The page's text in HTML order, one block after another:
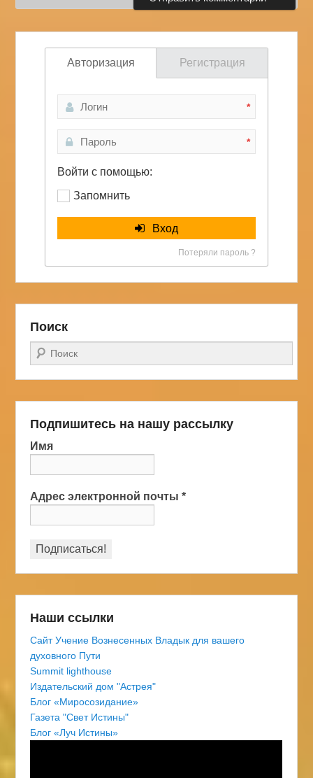
Авторизация Регистрация
*
*
Войти с помощью:
Запомнить
Вход
Потеряли пароль ?
Поиск
Поиск
Подпишитесь на нашу рассылку
Имя
Адрес электронной почты*
Наши ссылки
Сайт Учение Вознесенных Владык для вашего
духовного Пути
Summit lighthouse
Издательский дом "Астрея"
Блог «Миросозидание»
Газета "Свет Истины"
Блог «Луч Истины»